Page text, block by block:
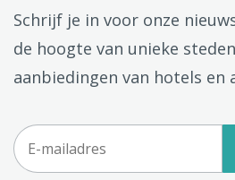
Schrijf je in voor onze
de hoogte van unieke
aanbiedingen van hotels en